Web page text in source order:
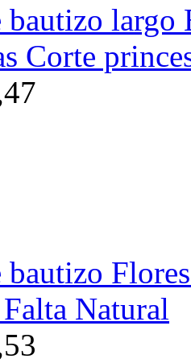
bautizo largo
Corte
bautizo
Natural